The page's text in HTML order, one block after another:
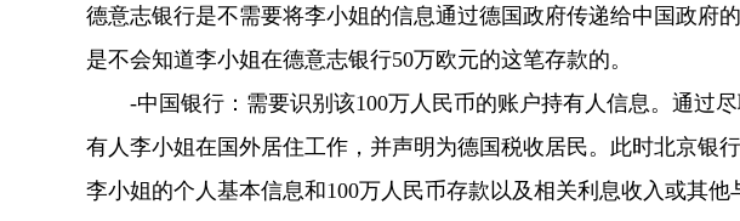
德意志银行是不需要将李小姐的信息通过德国政府传递给中国政府
是不会知道李小姐在德意志银行50万欧元的这笔存款的。
-中国银行：需要识别该100万人民币的账户持有人信息。通过尽
有人李小姐在国外居住工作，并声明为德国税收居民。此时北京银
李小姐的个人基本信息和100万人民币存款以及相关利息收入或其